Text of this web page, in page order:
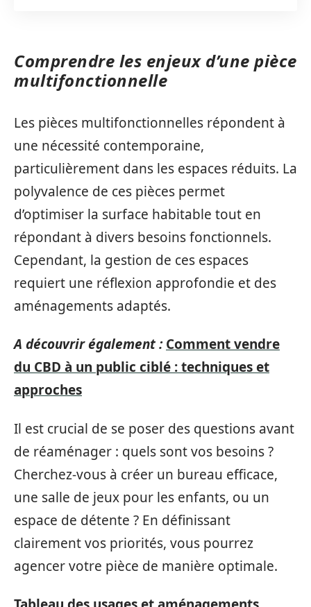
Comprendre les enjeux d’une pièce
multifonctionnelle
Les pièces multifonctionnelles répondent à
une nécessité contemporaine,
particulièrement dans les espaces réduits. La
polyvalence de ces pièces permet
d’optimiser la surface habitable tout en
répondant à divers besoins fonctionnels.
Cependant, la gestion de ces espaces
requiert une réflexion approfondie et des
aménagements adaptés.
A découvrir également : Comment vendre
du CBD à un public ciblé : techniques et
approches
Il est crucial de se poser des questions avant
de réaménager : quels sont vos besoins ?
Cherchez-vous à créer un bureau efficace,
une salle de jeux pour les enfants, ou un
espace de détente ? En définissant
clairement vos priorités, vous pourrez
agencer votre pièce de manière optimale.